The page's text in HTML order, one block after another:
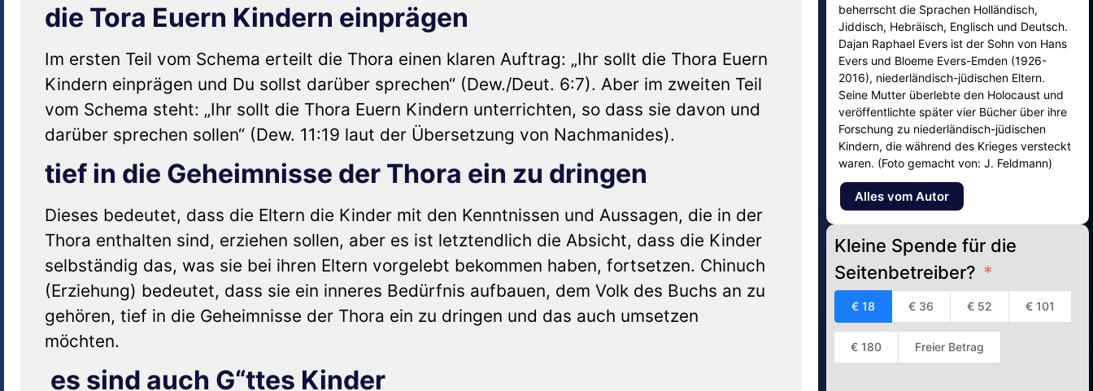
die Tora Euern Kindern einprägen
Im ersten Teil vom Schema erteilt die Thora einen klaren Auftrag: „Ihr sollt die Thora Euern
Kindern einprägen und Du sollst darüber sprechen“ (Dew./Deut. 6:7). Aber im zweiten Teil
vom Schema steht: „Ihr sollt die Thora Euern Kindern unterrichten, so dass sie davon und
darüber sprechen sollen“ (Dew. 11:19 laut der Übersetzung von Nachmanides).
tief in die Geheimnisse der Thora ein zu dringen
Dieses bedeutet, dass die Eltern die Kinder mit den Kenntnissen und Aussagen, die in der
Thora enthalten sind, erziehen sollen, aber es ist letztendlich die Absicht, dass die Kinder
selbständig das, was sie bei ihren Eltern vorgelebt bekommen haben, fortsetzen. Chinuch
(Erziehung) bedeutet, dass sie ein inneres Bedürfnis aufbauen, dem Volk des Buchs an zu
gehören, tief in die Geheimnisse der Thora ein zu dringen und das auch umsetzen
möchten.
es sind auch G“ttes Kinder
beherrscht die Sprachen Holländisch,
Jiddisch, Hebräisch, Englisch und Deutsch.
Dajan Raphael Evers ist der Sohn von Hans
Evers und Bloeme Evers-Emden (1926-
2016), niederländisch-jüdischen Eltern.
Seine Mutter überlebte den Holocaust und
veröffentlichte später vier Bücher über ihre
Forschung zu niederländisch-jüdischen
Kindern, die während des Krieges versteckt
waren. (Foto gemacht von: J. Feldmann)
Alles vom Autor
Kleine Spende für die
Seitenbetreiber?
€ 18 € 36 € 52 € 101
€ 180 Freier Betrag